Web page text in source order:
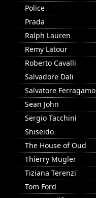
Police
Prada
Ralph Lauren
Remy Latour
Roberto Cavalli
Salvadore Dali
Salvatore Ferragamo
Sean John
Sergio Tacchini
Shiseido
The House of Oud
Thierry Mugler
Tiziana Terenzi
Tom Ford